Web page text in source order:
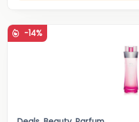
-14%